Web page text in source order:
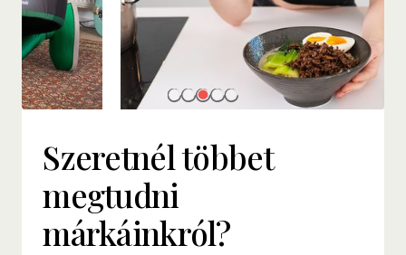
Szeretnél többet
megtudni
márkáinkról?